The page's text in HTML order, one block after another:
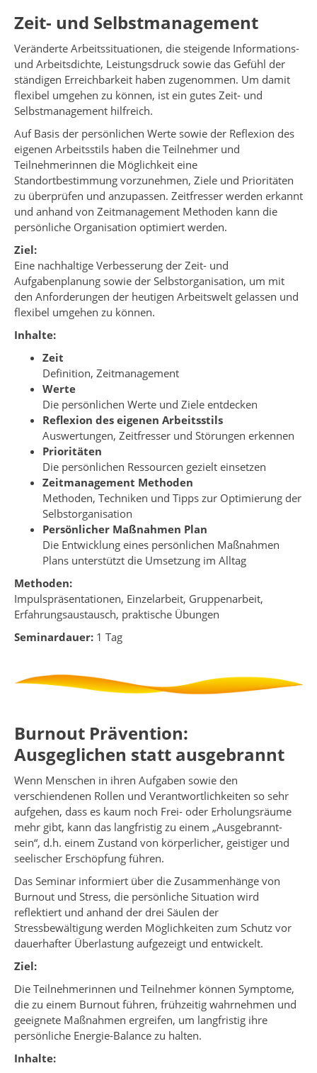
Zeit- und Selbstmanagement
Veränderte Arbeitssituationen, die steigende Informations-
und Arbeitsdichte, Leistungsdruck sowie das Gefühl der
ständigen Erreichbarkeit haben zugenommen. Um damit
flexibel umgehen zu können, ist ein gutes Zeit- und
Selbstmanagement hilfreich.
Auf Basis der persönlichen Werte sowie der Reflexion des
eigenen Arbeitsstils haben die Teilnehmer und
Teilnehmerinnen die Möglichkeit eine
Standortbestimmung vorzunehmen, Ziele und Prioritäten
zu überprüfen und anzupassen. Zeitfresser werden erkannt
und anhand von Zeitmanagement Methoden kann die
persönliche Organisation optimiert werden.
Ziel:
Eine nachhaltige Verbesserung der Zeit- und
Aufgabenplanung sowie der Selbstorganisation, um mit
den Anforderungen der heutigen Arbeitswelt gelassen und
flexibel umgehen zu können.
Inhalte:
Zeit
Definition, Zeitmanagement
Werte
Die persönlichen Werte und Ziele entdecken
Reflexion des eigenen Arbeitsstils
Auswertungen, Zeitfresser und Störungen erkennen
Prioritäten
Die persönlichen Ressourcen gezielt einsetzen
Zeitmanagement Methoden
Methoden, Techniken und Tipps zur Optimierung der
Selbstorganisation
Persönlicher Maßnahmen Plan
Die Entwicklung eines persönlichen Maßnahmen
Plans unterstützt die Umsetzung im Alltag
Methoden:
Impulspräsentationen, Einzelarbeit, Gruppenarbeit,
Erfahrungsaustausch, praktische Übungen
Seminardauer: 1 Tag
Burnout Prävention:
Ausgeglichen statt ausgebrannt
Wenn Menschen in ihren Aufgaben sowie den
verschiendenen Rollen und Verantwortlichkeiten so sehr
aufgehen, dass es kaum noch Frei- oder Erholungsräume
mehr gibt, kann das langfristig zu einem „Ausgebrannt-
sein“, d.h. einem Zustand von körperlicher, geistiger und
seelischer Erschöpfung führen.
Das Seminar informiert über die Zusammenhänge von
Burnout und Stress, die persönliche Situation wird
reflektiert und anhand der drei Säulen der
Stressbewältigung werden Möglichkeiten zum Schutz vor
dauerhafter Überlastung aufgezeigt und entwickelt.
Ziel:
Die Teilnehmerinnen und Teilnehmer können Symptome,
die zu einem Burnout führen, frühzeitig wahrnehmen und
geeignete Maßnahmen ergreifen, um langfristig ihre
persönliche Energie-Balance zu halten.
Inhalte: